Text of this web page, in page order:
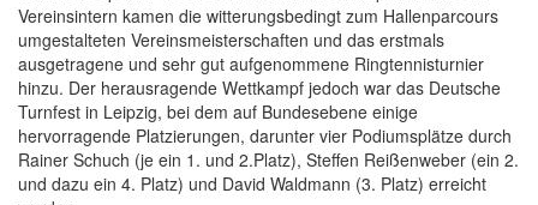
Vereinsintern kamen die witterungsbedingt zum Hallenparcours
umgestalteten Vereinsmeisterschaften und das erstmals
ausgetragene und sehr gut aufgenommene Ringtennisturnier
hinzu. Der herausragende Wettkampf jedoch war das Deutsche
Turnfest in Leipzig, bei dem auf Bundesebene einige
hervorragende Platzierungen, darunter vier Podiumsplätze durch
Rainer Schuch (je ein 1. und 2.Platz), Steffen Reißenweber (ein 2.
und dazu ein 4. Platz) und David Waldmann (3. Platz) erreicht